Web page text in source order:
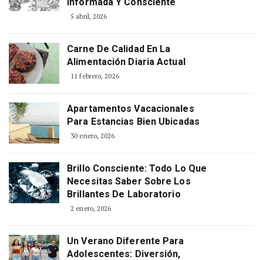
5 abril, 2026
Carne De Calidad En La
Alimentación Diaria Actual
11 febrero, 2026
Apartamentos Vacacionales
Para Estancias Bien Ubicadas
30 enero, 2026
Brillo Consciente: Todo Lo Que
Necesitas Saber Sobre Los
Brillantes De Laboratorio
2 enero, 2026
Un Verano Diferente Para
Adolescentes: Diversión,